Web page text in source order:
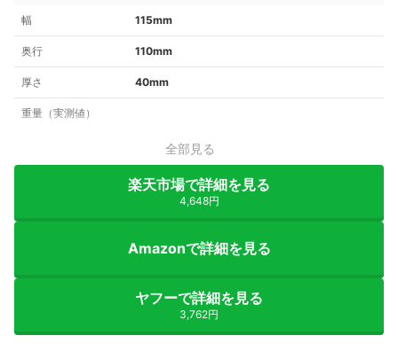
幅 115mm
奥行 110mm
厚さ 40mm
重量（実測値）
全部見る
楽天市場で詳細を見る
4,648円
Amazonで詳細を見る
ヤフーで詳細を見る
3,762円